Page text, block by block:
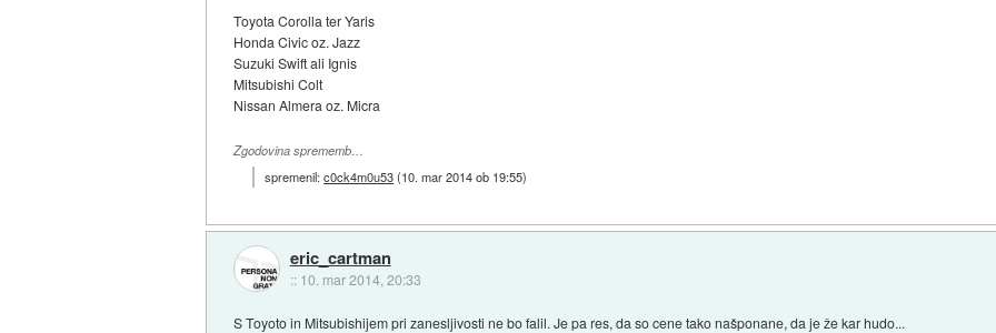
Toyota Corolla ter Yaris
Honda Civic oz. Jazz
Suzuki Swift ali Ignis
Mitsubishi Colt
Nissan Almera oz. Micra
Zgodovina sprememb…
spremenil:c0ck4m0u53(10. mar 2014 ob 19:55)
eric_cartman
:: 10. mar 2014, 20:33
S Toyoto in Mitsubishijem pri zanesljivosti ne bo falil. Je pa res, da so cene tako našponane, da je že kar hudo...